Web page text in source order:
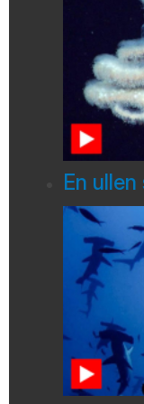
En